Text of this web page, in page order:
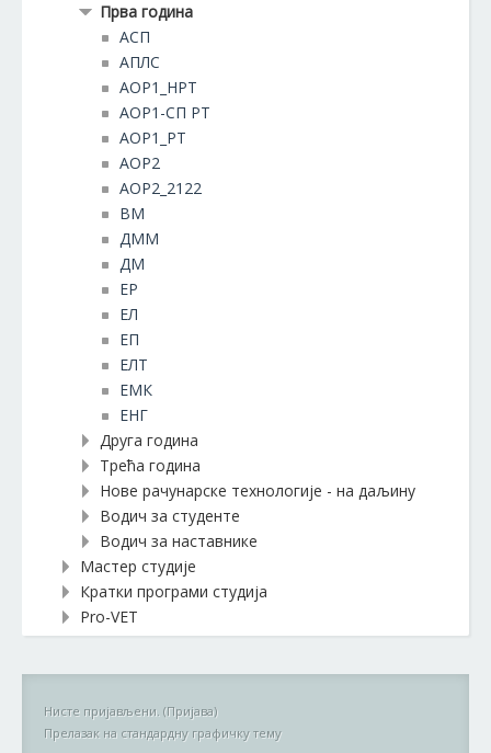
Прва година
АСП
АПЛС
АОР1_НРТ
АОР1-СП РТ
АОР1_РТ
АОР2
АОР2_2122
ВМ
ДММ
ДМ
EР
ЕЛ
ЕП
ЕЛТ
ЕМК
ЕНГ
Друга година
Трећа година
Нове рачунарске технологије - на даљину
Водич за студенте
Водич за наставнике
Мастер студије
Кратки програми студија
Pro-VET
Нисте пријављени. (Пријава)
Прелазак на стандардну графичку тему